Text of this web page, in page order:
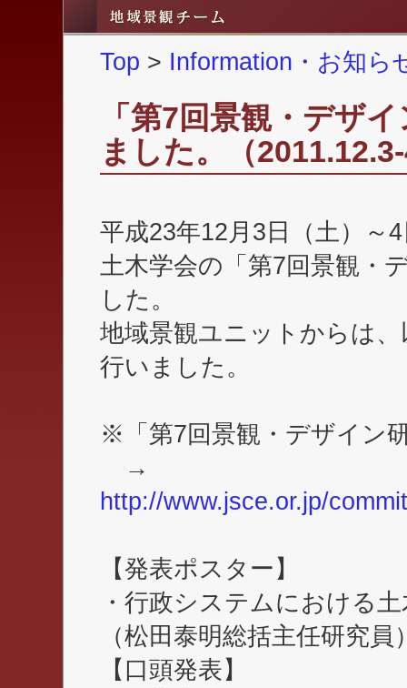
Top > Information・お知ら
「第7回景観・デザ
ました。（
平成23年12月3日（土）～
土木学会の「第7回景観・
した。
地域景観ユニットからは
行いました。
※「第7回景観・デザイン
→
http://www.jsce.or.jp/
【発表ポスター】
・行政システムにおける
（松田泰明総括主任研究員
【口頭発表】